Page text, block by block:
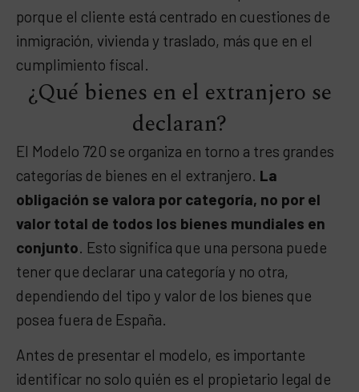
porque el cliente está centrado en cuestiones de
inmigración, vivienda y traslado, más que en el
cumplimiento fiscal.
¿Qué bienes en el extranjero se
declaran?
El Modelo 720 se organiza en torno a tres grandes
categorías de bienes en el extranjero. La
obligación se valora por categoría, no por el
valor total de todos los bienes mundiales en
conjunto . Esto significa que una persona puede
tener que declarar una categoría y no otra,
dependiendo del tipo y valor de los bienes que
posea fuera de España.
Antes de presentar el modelo, es importante
identificar no solo quién es el propietario legal de